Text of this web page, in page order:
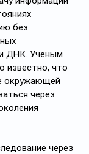
без
ДНК. Ученым
известно, что
окружающей
через
через